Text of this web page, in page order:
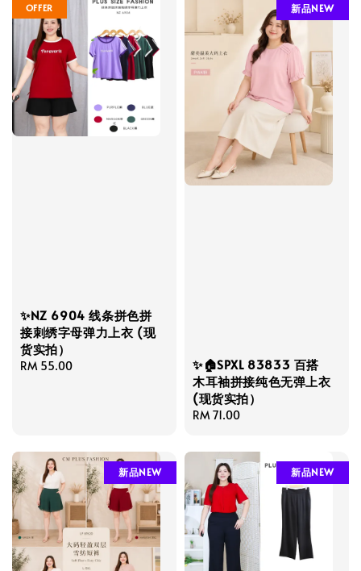
OFFER
✨NZ 6904 线条拼色拼
接刺绣字母弹力上衣 (现
货实拍）
Regular
RM 55.00
新品NEW
✨🏠SPXL 83833 百搭
木耳袖拼接纯色无弹上衣
(现货实拍）
Regular
RM 71.00
新品NEW 新品NEW